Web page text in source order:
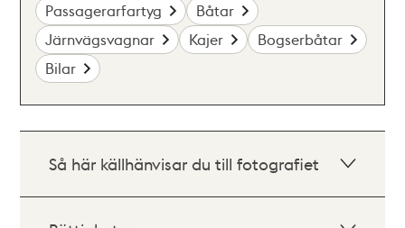
Passagerarfartyg
Båtar
Järnvägsvagnar
Kajer
Bogserbåtar
Bilar
Så här källhänvisar du till fotografiet